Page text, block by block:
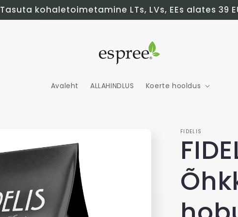
Tasuta kohaletoimetamine LTs, LVs, EEs alates 39
Avaleht ALLAHINDLUS Koerte hooldus
FIDELIS